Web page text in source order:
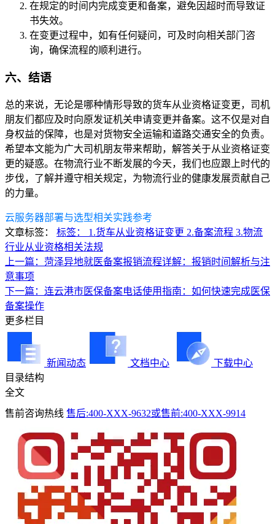
在规定的时间内完成变更和备案，避免因超时而导致证
书失效。
在变更过程中，如有任何疑问，可及时向相关部门咨
询，确保流程的顺利进行。
六、结语
总的来说，无论是哪种情形导致的货车从业资格证变更，司机
朋友们都应及时向原发证机关申请变更并备案。这不仅是对自
身权益的保障，也是对货物安全运输和道路交通安全的负责。
希望本文能为广大司机朋友带来帮助，解答关于从业资格证变
更的疑惑。在物流行业不断发展的今天，我们也应跟上时代的
步伐，了解并遵守相关规定，为物流行业的健康发展贡献自己
的力量。
云服务器部署与选型相关实践参考
文章标签：
标签： 1.货车从业资格证变更 2.备案流程 3.物流
行业从业资格相关法规
上一篇：菏泽异地就医备案报销流程详解：报销时间解析与注
意事项
下一篇：连云港市医保备案电话使用指南：如何快速完成医保
备案操作
更多栏目
新闻动态 文档中心
下载中心
目录结构
全文
售前咨询热线 售后:400-XXX-9632或售前:400-XXX-9914